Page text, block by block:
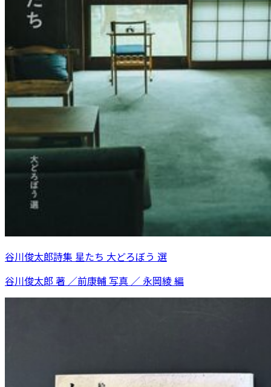
谷川俊太郎詩集 星たち 大どろぼう 選
谷川俊太郎 著 ／前康輔 写真 ／ 永岡綾 編